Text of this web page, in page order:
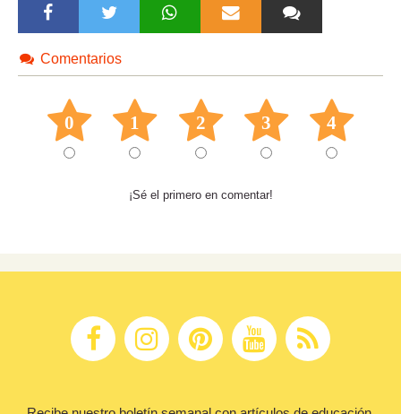
Comentarios
0 1 2 3 4
¡Sé el primero en comentar!